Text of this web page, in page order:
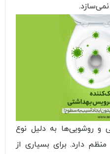
روشویی‌ها به دلیل نوع
دارد. برای بسیاری از